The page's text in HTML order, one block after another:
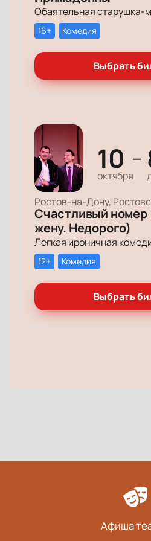
16+ Комедия
Выбрать
10
октября
—
Счастливый
жену. Недорого)
12+ Комедия
Выбрать
Афиша